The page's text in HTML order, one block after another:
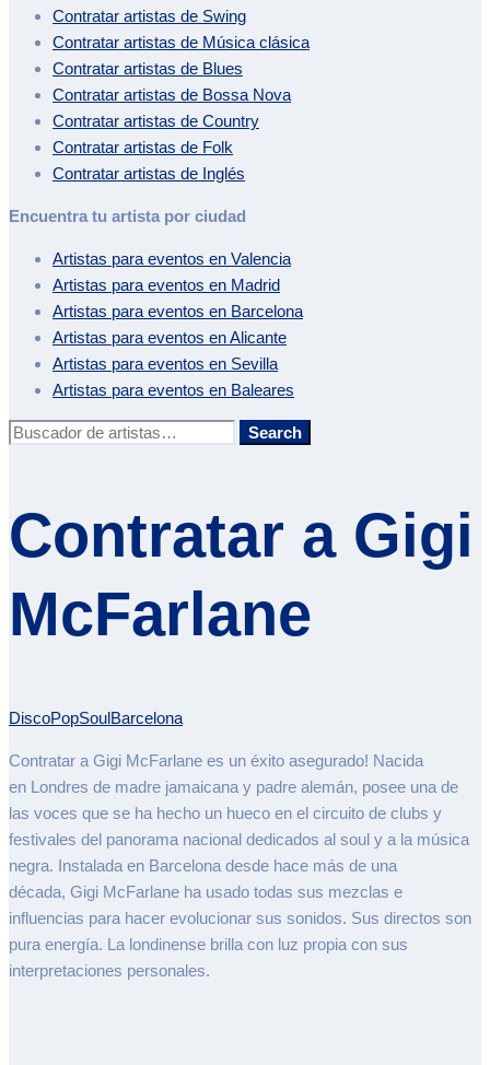
Contratar artistas de Swing
Contratar artistas de Música clásica
Contratar artistas de Blues
Contratar artistas de Bossa Nova
Contratar artistas de Country
Contratar artistas de Folk
Contratar artistas de Inglés
Encuentra tu artista por ciudad
Artistas para eventos en Valencia
Artistas para eventos en Madrid
Artistas para eventos en Barcelona
Artistas para eventos enAlicante
Artistas para eventos en Sevilla
Artistas para eventos en Baleares
Buscar: Search
Contratar a Gigi
McFarlane
DiscoPopSoulBarcelona
Contratar a Gigi McFarlane es un éxito asegurado! Nacida
en Londres de madre jamaicana y padre alemán, posee una de
las voces que se ha hecho un hueco en el circuito de clubs y
festivales del panorama nacional dedicados al soul y a la música
negra. Instalada en Barcelona desde hace más de una
década, Gigi McFarlane ha usado todas sus mezclas e
influencias para hacer evolucionar sus sonidos. Sus directos son
pura energía. L a londinense brilla con luz propia con sus
interpretaciones personales.